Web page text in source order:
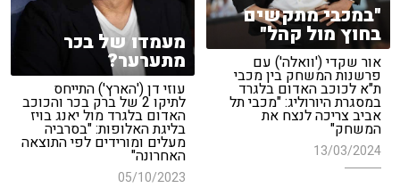
"במכבי מתקשים
בחוץ מול קהל"
אור שקדי ('וואלה') עם
פרשנות המשחק בין מכבי
ת"א לכוכב האדום בלגרד
במסגרת היורוליג: "מכבי תל
אביב צריכה לנצח את
המשחק"
13/03/2024
מעמדו של בכר
מתערער?
עוזי דן ('הארץ') התייחס
לתיקו 2 של ברק בכר והכוכב
האדום בלגרד מול יאנג בויז
בליגת האלופות: "בסרביה
מעלים ומורידים לפי התוצאה
האחרונה"
05/10/2023